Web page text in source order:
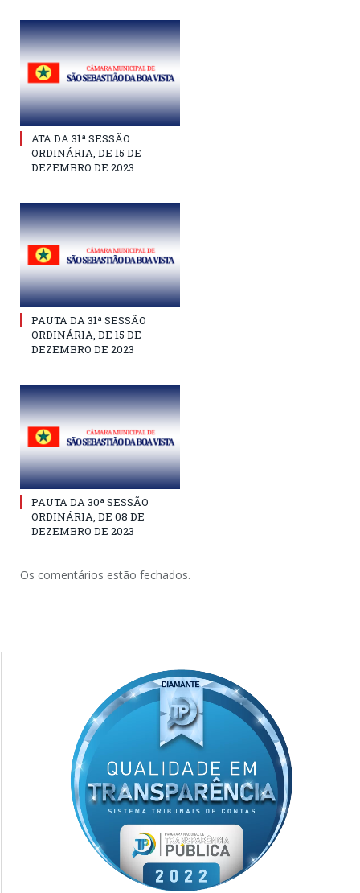
ATA DA 31ª SESSÃO
ORDINÁRIA, DE 15 DE
DEZEMBRO DE 2023
PAUTA DA 31ª SESSÃO
ORDINÁRIA, DE 15 DE
DEZEMBRO DE 2023
PAUTA DA 30ª SESSÃO
ORDINÁRIA, DE 08 DE
DEZEMBRO DE 2023
Os comentários estão fechados.